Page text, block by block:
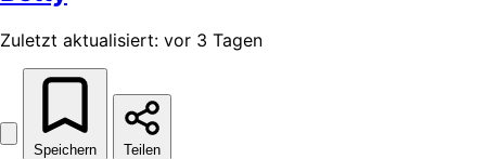
Zuletzt aktualisiert: vor 3 Tagen
Speichern Teilen